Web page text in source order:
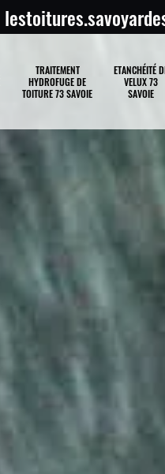
TRAITEMENT
HYDROFUGE DE
TOITURE 73 SAVOIE
ETANCHÉITÉ
VELUX 73
SAVOIE